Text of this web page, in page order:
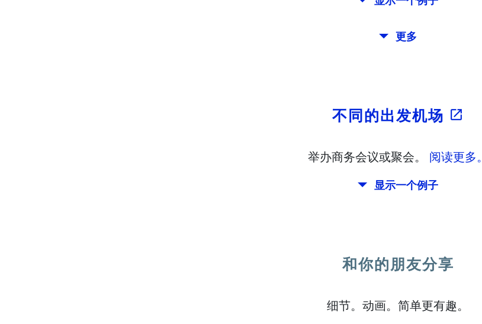
通过规划罗马，巴塞罗那，斯德哥尔摩，布拉格和雅典之旅。
更多
不同的出发机场 open_in_new
举办商务会议或聚会。 阅读更多。
显示一个例子
和你的朋友分享
细节。动画。简单更有趣。